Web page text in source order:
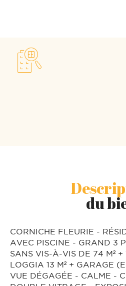
du
CORNICHE FLEURIE -
AVEC PISCINE - GRAND 3
SANS VIS-À-VIS DE 74 M² +
LOGGIA 13 M² + GARAGE
VUE DÉGAGÉE - CALME -